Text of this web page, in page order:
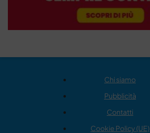
Chi siamo
Pubblicità
Contatti
Cookie Policy (UE)